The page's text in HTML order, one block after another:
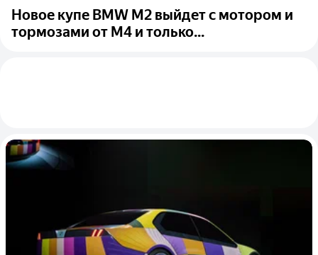
Новое купе BMW M2 выйдет с мотором и
тормозами от M4 и только...